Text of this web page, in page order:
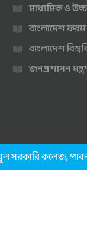
মাধ্যমিক ও
বাংলাদেশ ফরম
বাংলাদেশ
জনপ্রশাসন
সরকারি কলেজ,